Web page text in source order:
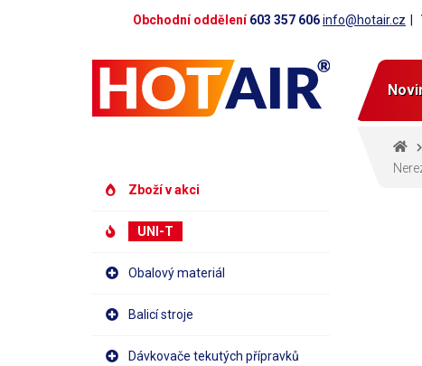
Obchodní oddělení603 357 606info@hotair.cz
Zboží v akci
UNI-T
Obalový materiál
Balicí stroje
Dávkovače tekutých přípravků